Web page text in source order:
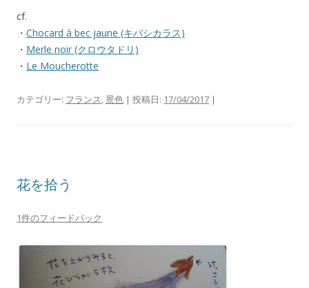
cf.
・ Chocard à bec jaune (キバシカラス)
・ Merle noir (クロウタドリ)
・ Le Moucherotte
カテゴリー: フランス,景色 | 投稿日: 17/04/2017 |
花を拾う
1件のフィードバック